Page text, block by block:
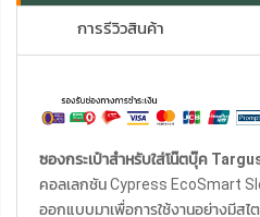
การรีวิวสินค้า
ซองกระเป๋าสำหรับใส่โน๊ตบุ๊ค
คอลเลกชัน Cypress EcoSmart
ออกแบบมาเพื่อการใช้งานอย่างมีส